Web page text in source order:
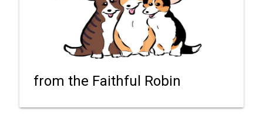
from the Faithful Robin